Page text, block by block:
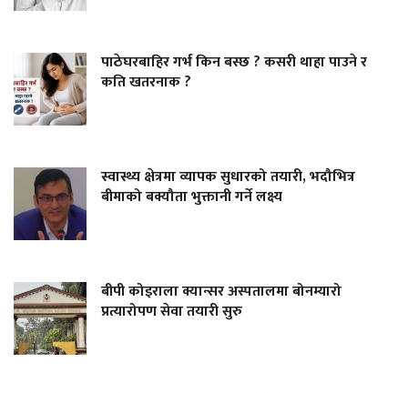
पाठेघरबाहिर गर्भ किन बस्छ ? कसरी थाहा पाउने र
कति खतरनाक ?
स्वास्थ्य क्षेत्रमा व्यापक सुधारको तयारी, भदौभित्र
बीमाको बक्यौता भुक्तानी गर्ने लक्ष्य
बीपी कोइराला क्यान्सर अस्पतालमा बोनम्यारो
प्रत्यारोपण सेवा तयारी सुरु